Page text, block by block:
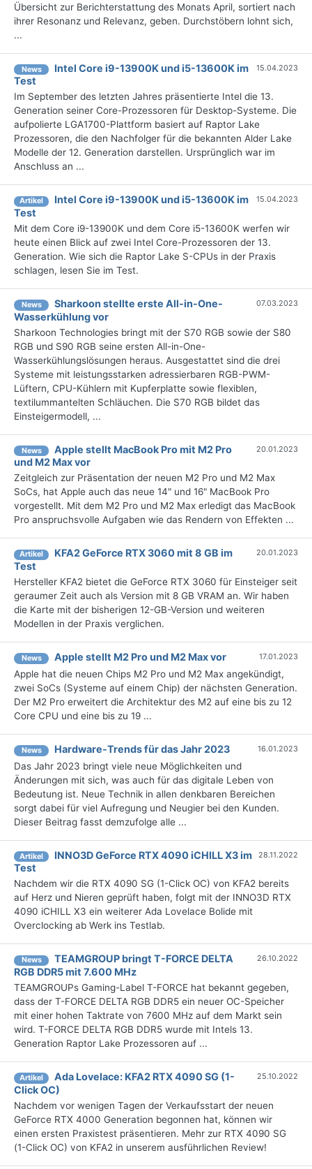
Übersicht zur Berichterstattung des Monats April, sortiert nach
ihrer Resonanz und Relevanz, geben. Durchstöbern lohnt sich,
...
News
Intel Core i9-13900K und i5-13600K im
Test
15.04.2023
Im September des letzten Jahres präsentierte Intel die 13.
Generation seiner Core-Prozessoren für Desktop-Systeme. Die
aufpolierte LGA1700-Plattform basiert auf Raptor Lake
Prozessoren, die den Nachfolger für die bekannten Alder Lake
Modelle der 12. Generation darstellen. Ursprünglich war im
Anschluss an ...
Artikel
Intel Core i9-13900K und i5-13600K im
Test
15.04.2023
Mit dem Core i9-13900K und dem Core i5-13600K werfen wir
heute einen Blick auf zwei Intel Core-Prozessoren der 13.
Generation. Wie sich die Raptor Lake S-CPUs in der Praxis
schlagen, lesen Sie im Test.
News
Sharkoon stellte erste All-in-One-
Wasserkühlung vor
07.03.2023
Sharkoon Technologies bringt mit der S70 RGB sowie der S80
RGB und S90 RGB seine ersten All-in-One-
Wasserkühlungslösungen heraus. Ausgestattet sind die drei
Systeme mit leistungsstarken adressierbaren RGB-PWM-
Lüftern, CPU-Kühlern mit Kupferplatte sowie flexiblen,
textilummantelten Schläuchen. Die S70 RGB bildet das
Einsteigermodell, ...
News
Apple stellt MacBook Pro mit M2 Pro
und M2 Max vor
20.01.2023
Zeitgleich zur Präsentation der neuen M2 Pro und M2 Max
SoCs, hat Apple auch das neue 14" und 16" MacBook Pro
vorgestellt. Mit dem M2 Pro und M2 Max erledigt das MacBook
Pro anspruchsvolle Aufgaben wie das Rendern von Effekten ...
Artikel
KFA2 GeForce RTX 3060 mit 8 GB im
Test
20.01.2023
Hersteller KFA2 bietet die GeForce RTX 3060 für Einsteiger seit
geraumer Zeit auch als Version mit 8 GB VRAM an. Wir haben
die Karte mit der bisherigen 12-GB-Version und weiteren
Modellen in der Praxis verglichen.
News Apple stellt M2 Pro und M2 Max vor 17.01.2023
Apple hat die neuen Chips M2 Pro und M2 Max angekündigt,
zwei SoCs (Systeme auf einem Chip) der nächsten Generation.
Der M2 Pro erweitert die Architektur des M2 auf eine bis zu 12
Core CPU und eine bis zu 19 ...
News Hardware-Trends für das Jahr 2023 16.01.2023
Das Jahr 2023 bringt viele neue Möglichkeiten und
Änderungen mit sich, was auch für das digitale Leben von
Bedeutung ist. Neue Technik in allen denkbaren Bereichen
sorgt dabei für viel Aufregung und Neugier bei den Kunden.
Dieser Beitrag fasst demzufolge alle ...
Artikel
INNO3D GeForce RTX 4090 iCHILL X3 im
Test
28.11.2022
Nachdem wir die RTX 4090 SG (1-Click OC) von KFA2 bereits
auf Herz und Nieren geprüft haben, folgt mit der INNO3D RTX
4090 iCHILL X3 ein weiterer Ada Lovelace Bolide mit
Overclocking ab Werk ins Testlab.
News
TEAMGROUP bringt T-FORCE DELTA
RGB DDR5 mit 7.600 MHz
26.10.2022
TEAMGROUPs Gaming-Label T-FORCE hat bekannt gegeben,
dass der T-FORCE DELTA RGB DDR5 ein neuer OC-Speicher
mit einer hohen Taktrate von 7600 MHz auf dem Markt sein
wird. T-FORCE DELTA RGB DDR5 wurde mit Intels 13.
Generation Raptor Lake Prozessoren auf ...
Artikel
Ada Lovelace: KFA2 RTX 4090 SG (1-
Click OC)
25.10.2022
Nachdem vor wenigen Tagen der Verkaufsstart der neuen
GeForce RTX 4000 Generation begonnen hat, können wir
einen ersten Praxistest präsentieren. Mehr zur RTX 4090 SG
(1-Click OC) von KFA2 in unserem ausführlichen Review!